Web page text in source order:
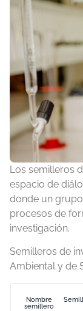
Los semilleros
espacio de
donde un
procesos de
investigación.
Semilleros de
Ambiental y de
Nombre
semillero